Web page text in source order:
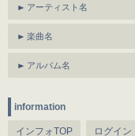
アーティスト名
楽曲名
アルバム名
information
インフォTOP ログイン